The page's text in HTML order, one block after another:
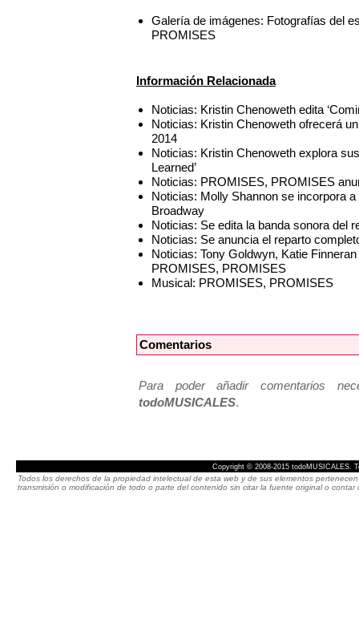
Galería de imágenes: Fotografías del
PROMISES
Información Relacionada
Noticias: Kristin Chenoweth edita
Noticias: Kristin Chenoweth ofrecerá
2014
Noticias: Kristin Chenoweth explora
Learned’
Noticias: PROMISES, PROMISES
Noticias: Molly Shannon se incorpora
Broadway
Noticias: Se edita la banda sonora del
Noticias: Se anuncia el reparto
Noticias: Tony Goldwyn, Katie
PROMISES, PROMISES
Musical: PROMISES, PROMISES
Comentarios
Para poder añadir comentarios
todoMUSICALES.
Copyright © 2008-2015 todoMUSICALES.
Todos los derechos de la propiedad intelectual de esta web y de sus elementos
transmisión o modificación de todo o parte del contenido sin citar la fuente original o